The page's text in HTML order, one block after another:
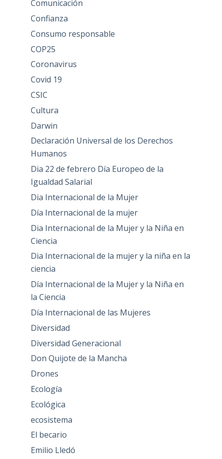
Comunicación
Confianza
Consumo responsable
COP25
Coronavirus
Covid 19
CSIC
Cultura
Darwin
Declaración Universal de los Derechos
Humanos
Dia 22 de febrero Día Europeo de la
Igualdad Salarial
Dia Internacional de la Mujer
Día Internacional de la mujer
Dia Internacional de la Mujer y la Niña en
Ciencia
Dia Internacional de la mujer y la niña en la
ciencia
Día Internacional de la Mujer y la Niña en
la Ciencia
Día Internacional de las Mujeres
Diversidad
Diversidad Generacional
Don Quijote de la Mancha
Drones
Ecología
Ecológica
ecosistema
El becario
Emilio Lledó